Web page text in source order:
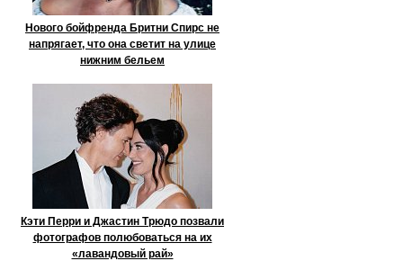
Нового бойфренда Бритни Спирс не
напрягает, что она светит на улице
нижним бельем
Кэти Перри и Джастин Трюдо позвали
фотографов полюбоваться на их
«лавандовый рай»